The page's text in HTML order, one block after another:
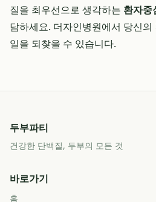
질을 최우선으로 생각하는 환자중
담하세요. 더자인병원에서 당신
일을 되찾을 수 있습니다.
두부파티
건강한 단백질, 두부의 모든 것
바로가기
홈